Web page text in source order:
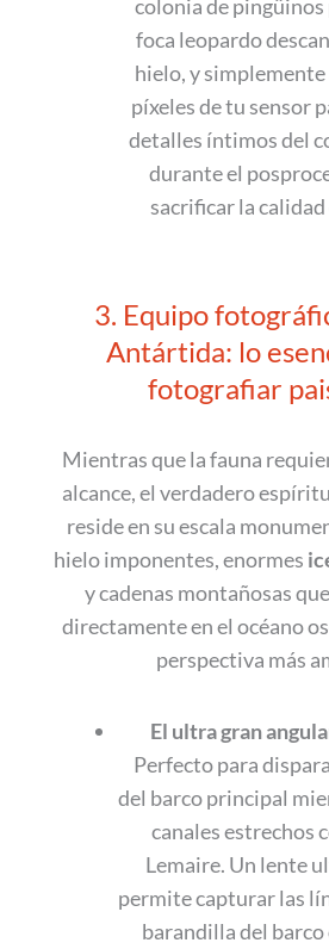
colonia de pingüinos
foca leopardo
hielo, y
píxeles de tu sensor
detalles íntimos del
durante el
sacrificar la calidad
3. Equipo
Antártida: lo
fotografiar
Mientras que la fauna
alcance, el verdadero
reside en su escala
hielo imponentes, enormes
y cadenas montañosas
directamente en el océano
perspectiva más
El ultra gran
Perfecto para
del barco principal
canales estrechos
Lemaire. Un lente
permite capturar las
barandilla del